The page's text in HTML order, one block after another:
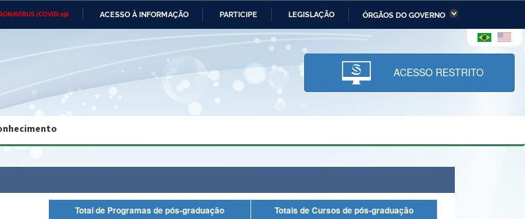
(COVID-19) ACESSO À INFORMAÇÃO PARTICIPE LEGISLAÇÃO ÓRGÃOS DO GOVERNO
Ministério das Relações Ministério da Economia Ministério da Infraestrutura
Ministério da Ciência,
Tecnologia, Inovações e
Comunicações
e dos Direitos Humanos
União Banco Central do Brasil Planalto
ACESSO RESTRITO
Total de Programas de pós-graduação
Totais de Cursos de pós-graduação